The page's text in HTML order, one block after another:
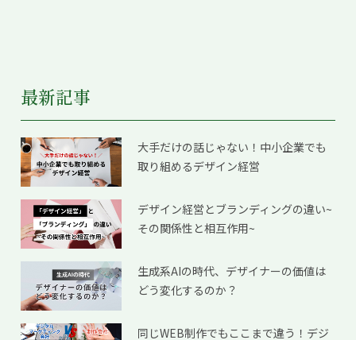
最新記事
大手だけの話じゃない！中小企業でも
取り組めるデザイン経営
デザイン経営とブランディングの違い~
その関係性と相互作用~
生成系AIの時代、デザイナーの価値は
どう変化するのか？
同じWEB制作でもここまで違う！デジ